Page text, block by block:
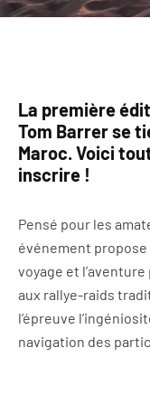
La première
Tom Barrer se
Maroc. Voici
inscrire !
Pensé pour les
événement
voyage et
aux rallye-raids
l’épreuve
navigation des